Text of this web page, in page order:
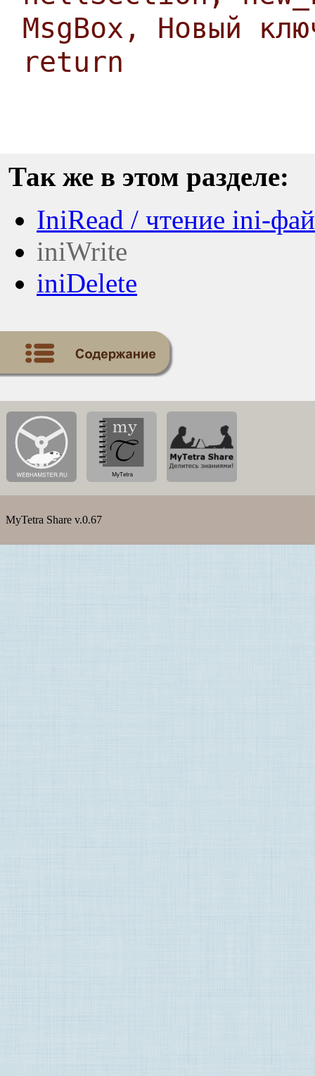
MsgBox, Новый
return
Так же в этом разделе:
IniRead / чтение ini-
iniWrite
iniDelete
MyTetra Share v.0.67